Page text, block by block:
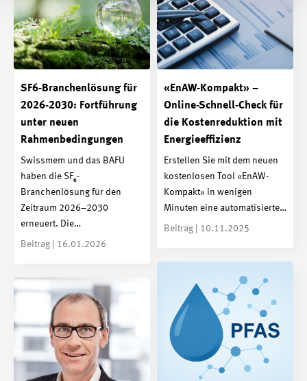
SF6-Branchenlösung für
2026-2030: Fortführung
unter neuen
Rahmenbedingungen
Swissmem und das BAFU
haben die SF₆-
Branchenlösung für den
Zeitraum 2026–2030
erneuert. Die…
Beitrag | 16.01.2026
«EnAW-Kompakt» –
Online-Schnell-Check für
die Kostenreduktion mit
Energieeffizienz
Erstellen Sie mit dem neuen
kostenlosen Tool «EnAW-
Kompakt» in wenigen
Minuten eine automatisierte…
Beitrag | 10.11.2025